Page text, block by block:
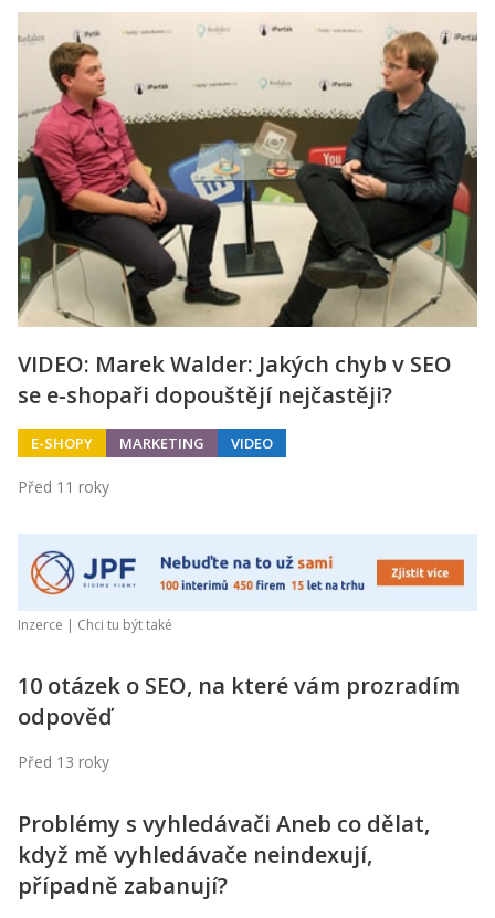
VIDEO: Marek Walder: Jakých chyb v SEO
se e-shopaři dopouštějí nejčastěji?
E-SHOPY MARKETING VIDEO
Před 11 roky
Inzerce | Chci tu být také
10 otázek o SEO, na které vám prozradím
odpověď
Před 13 roky
Problémy s vyhledávači Aneb co dělat,
když mě vyhledávače neindexují,
případně zabanují?